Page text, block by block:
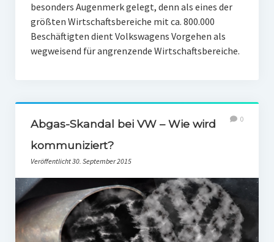
Vom Trend zur Tonne
besonders Augenmerk gelegt, denn als eines der
größten Wirtschaftsbereiche mit ca. 800.000
Beschäftigten dient Volkswagens Vorgehen als
wegweisend für angrenzende Wirtschaftsbereiche.
Abgas-Skandal bei VW – Wie wird
kommuniziert?
Veröffentlicht 30. September 2015
0